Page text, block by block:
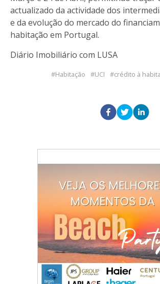
actualizado da actividade dos
e da evolução do mercado do
habitação em Portugal.
Diário Imobiliário com LUSA
Habitação UCI crédito à